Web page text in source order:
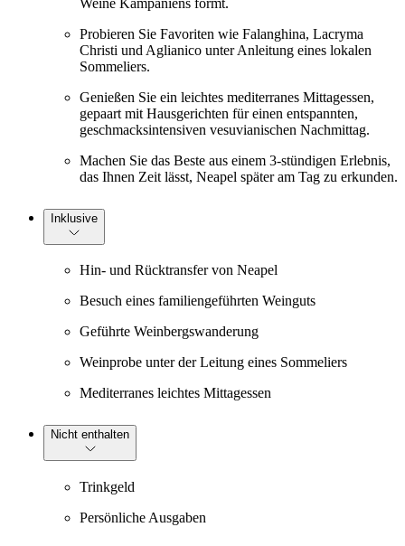
Probieren Sie Favoriten wie Falanghina, Lacryma
Christi und Aglianico unter Anleitung eines lokalen
Sommeliers.
Genießen Sie ein leichtes mediterranes Mittagessen,
gepaart mit Hausgerichten für einen entspannten,
geschmacksintensiven vesuvianischen Nachmittag.
Machen Sie das Beste aus einem 3-stündigen Erlebnis,
das Ihnen Zeit lässt, Neapel später am Tag zu erkunden.
Inklusive
Hin- und Rücktransfer von Neapel
Besuch eines familiengeführten Weinguts
Geführte Weinbergswanderung
Weinprobe unter der Leitung eines Sommeliers
Mediterranes leichtes Mittagessen
Nicht enthalten
Trinkgeld
Persönliche Ausgaben